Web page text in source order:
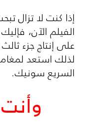
إذا كنت لا تزال
الفيلم الآن،
على إنتاج جزء
لذلك استعد
السريع سونيك.